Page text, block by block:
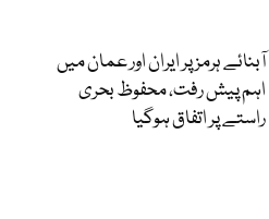
آبنائے ہرمز پر ایران اور عمان میں
اہم پیش رفت، محفوظ بحری
راستے پر اتفاق ہوگیا